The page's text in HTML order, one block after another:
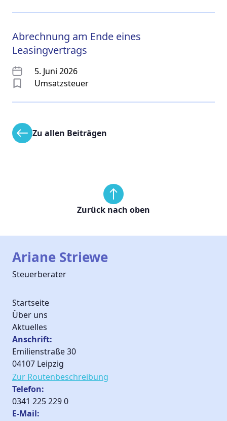
Abrechnung am Ende eines
Leasingvertrags
5. Juni 2026
Umsatzsteuer
Zu allen Beiträgen
Zurück nach oben
Ariane Striewe
Steuerberater
Startseite
Über uns
Aktuelles
Anschrift:
Emilienstraße 30
04107 Leipzig
Zur Routen­beschreibung
Telefon:
0341 225 229 0
E-Mail: